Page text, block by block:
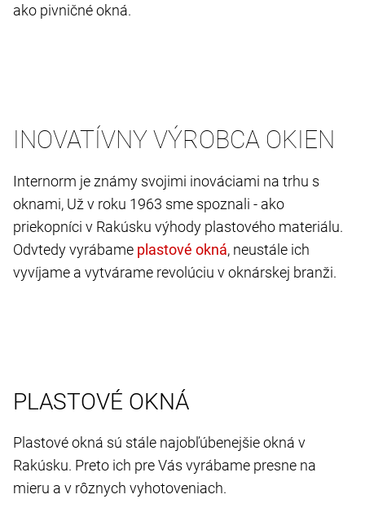
ako pivničné okná.
INOVATÍVNY VÝROBCA OKIEN
Internorm je známy svojimi inováciami na trhu s
oknami, Už v roku 1963 sme spoznali - ako
priekopníci v Rakúsku výhody plastového materiálu.
Odvtedy vyrábame
, neustále ich
vyvíjame a vytvárame revolúciu v oknárskej branži.
PLASTOVÉ OKNÁ
Plastové okná sú stále najobľúbenejšie okná v
Rakúsku. Preto ich pre Vás vyrábame presne na
mieru a v rôznych vyhotoveniach.